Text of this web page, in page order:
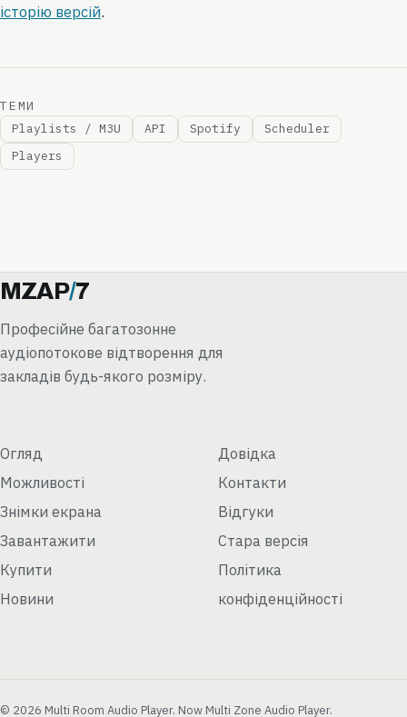
історію версій.
ТЕМИ
Playlists / M3U
API Spotify
Scheduler
Players
MZAP/7
Професійне багатозонне
аудіопотокове відтворення для
закладів будь-якого розміру.
Огляд
Можливості
Знімки екрана
Завантажити
Купити
Новини
Довідка
Контакти
Відгуки
Стара версія
Політика
конфіденційності
© 2026 Multi Room Audio Player. Now Multi Zone Audio Player.